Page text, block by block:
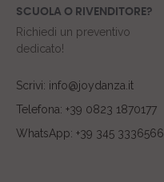
SCUOLA O RIVENDITORE?
Richiedi un preventivo
dedicato!
Scrivi: info@joydanza.it
Telefona: +39 0823 1870177
WhatsApp: +39 345 3336566